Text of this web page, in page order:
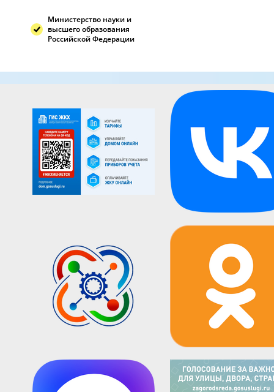
Министерство науки и
высшего образования
Российской Федерации